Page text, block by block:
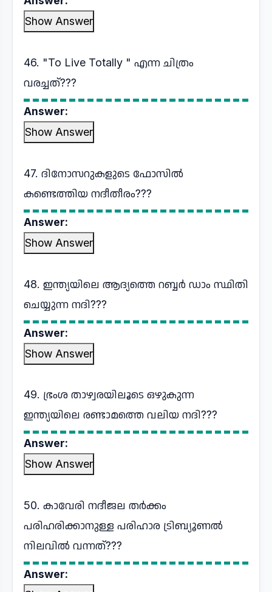
Show Answer
46. "To Live Totally " എന്ന ചിത്രം
വരച്ചത്???
Answer:
Show Answer
47. ദിനോസറുകളുടെ ഫോസിൽ
കണ്ടെത്തിയ നദീതീരം???
Answer:
Show Answer
48. ഇന്ത്യയിലെ ആദ്യത്തെ റബ്ബർ ഡാം സ്ഥിതി
ചെയ്യുന്ന നദി???
Answer:
Show Answer
49. ഭ്രംശ താഴ്വരയിലൂടെ ഒഴുകുന്ന
ഇന്ത്യയിലെ രണ്ടാമത്തെ വലിയ നദി???
Answer:
Show Answer
50. കാവേരി നദീജല തർക്കം
പരിഹരിക്കാനുള്ള പരിഹാര ട്രിബ്യൂണൽ
നിലവിൽ വന്നത്???
Answer: